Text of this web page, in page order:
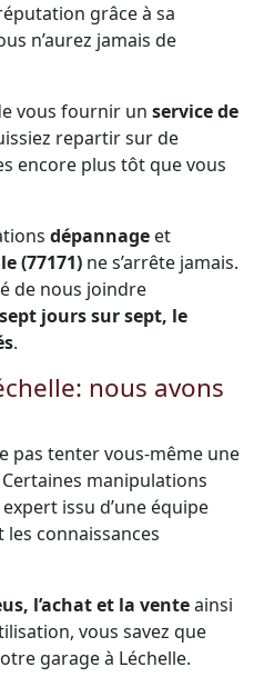
grâce à sa
n’aurez jamais de
vous fournir un service de
repartir sur de
encore plus tôt que vous
dépannage et
(77171) ne s’arrête jamais.
de nous joindre
sept jours sur sept, le
.
nous avons
pas tenter vous-même une
manipulations
issu d’une équipe
connaissances
l’achat et la venteainsi
vous savez que
garage à Léchelle.